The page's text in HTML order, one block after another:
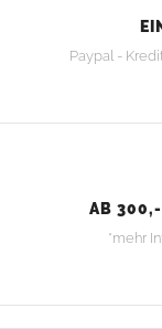
Paypal -
AB 300,-
*mehr